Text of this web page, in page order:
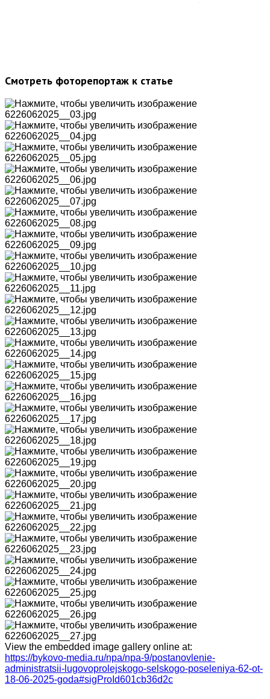
Смотреть фоторепортаж к статье
View the embedded image gallery online at:
https://bykovo-media.ru/npa/npa-9/postanovlenie-
administratsii-lugovoprolejskogo-selskogo-poseleniya-62-ot-
18-06-2025-goda#sigProId601cb36d2c